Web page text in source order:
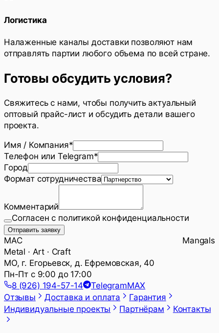
Логистика
Налаженные каналы доставки позволяют нам
отправлять партии любого объема по всей стране.
Готовы обсудить условия?
Свяжитесь с нами, чтобы получить актуальный
оптовый прайс-лист и обсудить детали вашего
проекта.
Имя / Компания*
Телефон или Telegram*
Город
Формат сотрудничества
Комментарий
Согласен с политикой конфиденциальности
Отправить заявку
MAC Mangals
Metal · Art · Craft
МО, г. Егорьевск, д. Ефремовская, 40
Пн-Пт с 9:00 до 17:00
8 (926) 194-57-14
TelegramMAX
Отзывы
Доставка и оплата
Гарантия
Индивидуальные проекты
Партнёрам Контакты